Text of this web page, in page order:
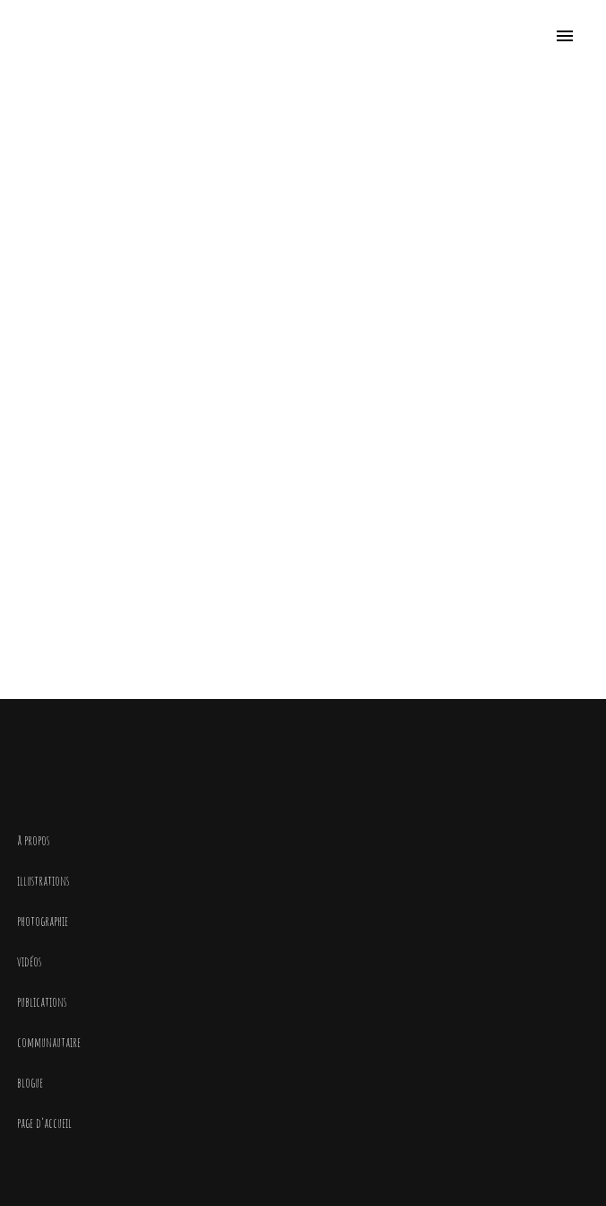
à propos
illustrations
photographie
vidéos
publications
communautaire
blogue
page d’accueil